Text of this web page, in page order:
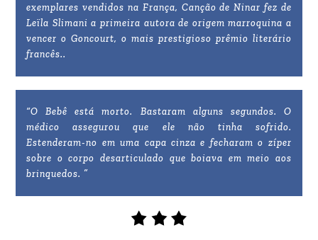
exemplares vendidos na França, Canção de Ninar fez de
Leïla Slimani a primeira autora de origem marroquina a
vencer o Goncourt, o mais prestigioso prêmio literário
francês..
“O Bebê está morto. Bastaram alguns segundos. O
médico assegurou que ele não tinha sofrido.
Estenderam-no em uma capa cinza e fecharam o zíper
sobre o corpo desarticulado que boiava em meio aos
brinquedos. ”